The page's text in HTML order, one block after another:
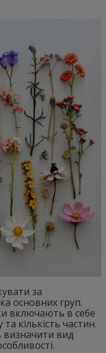
за
основних груп.
включають в себе
кількість частин.
визначити вид